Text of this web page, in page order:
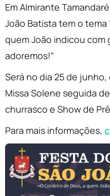
Em Almirante
João Batista tem o tema
quem João indicou com
adoremos!”
Será no dia 25 de
Missa Solene seguida
churrasco e Show de
Para mais informações,